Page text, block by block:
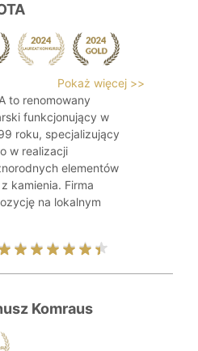
Pokaż więcej >>
to renomowany
funkcjonujący w
roku, specjalizujący
w realizacji
elementów
kamienia. Firma
na lokalnym
Komraus